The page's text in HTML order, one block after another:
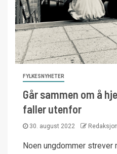
FYLKESNYHETER
Går sammen om å
faller utenfor
30. august 2022
Noen ungdommer strever